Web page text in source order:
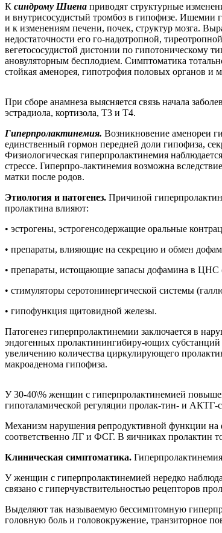
К синдрому Шиена приводят структурные
и внутрисосудистый тромбоз в гипофизе. Ишемии
и к изменениям печени, почек, структур мозга.
недостаточности его го-надотропной,
вегетососудистой дистонии по гипотоническому
ановуляторным бесплодием. Симптоматика
стойкая аменорея, гипотрофия половых органов и
При сборе анамнеза выясняется связь начала
эстрадиола, кортизола, Т3 и Т4.
Гиперпролактинемия. Возникновение аменореи
единственный гормон передней доли гипофиза,
Физиологическая гиперпролактинемия
стрессе. Гиперпро-лактинемия возможна
матки после родов.
Этиология и патогенез. Причиной
пролактина влияют:
• эстрогены, эстрогенсодержащие оральные
• препараты, влияющие на секрецию и обмен
• препараты, истощающие запасы дофамина в
• стимуляторы серотонинергической системы
• гипофункция щитовидной железы.
Патогенез гиперпролактинемии заключается в
эндогенных пролактинингибиру-ющих
увеличению количества циркулирующего
макроаденома гипофиза.
У 30-40\% женщин с гиперпролактинемией
гипоталамической регуляции пролак-тин- и
Механизм нарушения репродуктивной функции на
соответственно ЛГ и ФСГ. В яичниках пролактин
Клиническая симптоматика.
У женщин с гиперпролактинемией нередко
связано с гиперчувствительностью рецепторов
Выделяют так называемую бессимптомную
головную боль и головокружение, транзиторное